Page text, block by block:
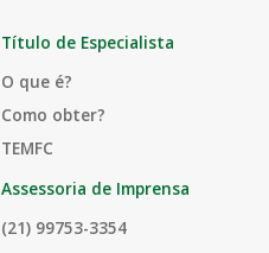
Título de Especialista
O que é?
Como obter?
TEMFC
Assessoria de Imprensa
(21) 99753-3354